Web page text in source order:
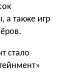
а также игр
стало